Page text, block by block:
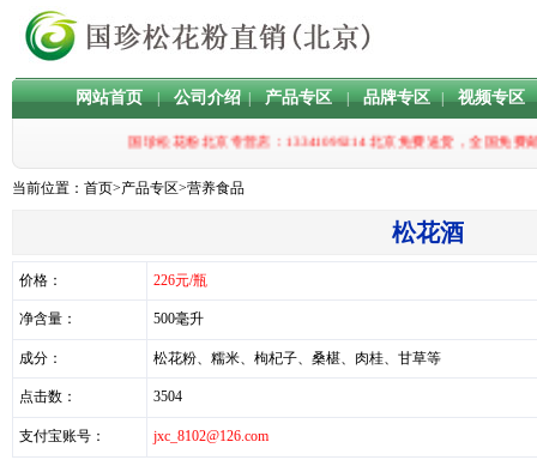
网站首页 | 公司介绍 | 产品专区 | 品牌专区 | 视频专区
国珍松花粉北京专营店：13341099214 北京免费送货，全国
当前位置： 首页>产品专区>营养食品
松花酒
价格： 226元/瓶
净含量： 500毫升
成分： 松花粉、糯米、枸杞子、桑椹、肉桂、甘草等
点击数： 3504
支付宝账号： jxc_8102@126.com